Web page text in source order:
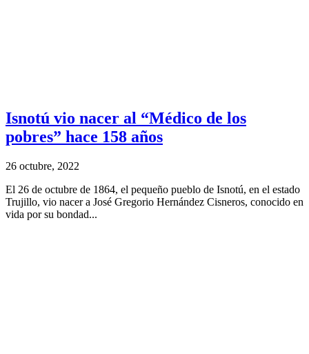
Isnotú vio nacer al “Médico de los
pobres” hace 158 años
26 octubre, 2022
El 26 de octubre de 1864, el pequeño pueblo de Isnotú, en el estado
Trujillo, vio nacer a José Gregorio Hernández Cisneros, conocido en
vida por su bondad...